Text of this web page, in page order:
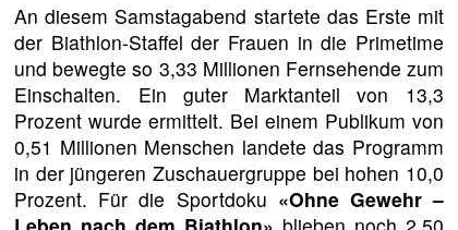
An diesem Samstagabend startete das Erste mit
der Biathlon-Staffel der Frauen in die Primetime
und bewegte so 3,33 Millionen Fernsehende zum
Einschalten. Ein guter Marktanteil von 13,3
Prozent wurde ermittelt. Bei einem Publikum von
0,51 Millionen Menschen landete das Programm
in der jüngeren Zuschauergruppe bei hohen 10,0
Prozent. Für die Sportdoku «Ohne Gewehr –